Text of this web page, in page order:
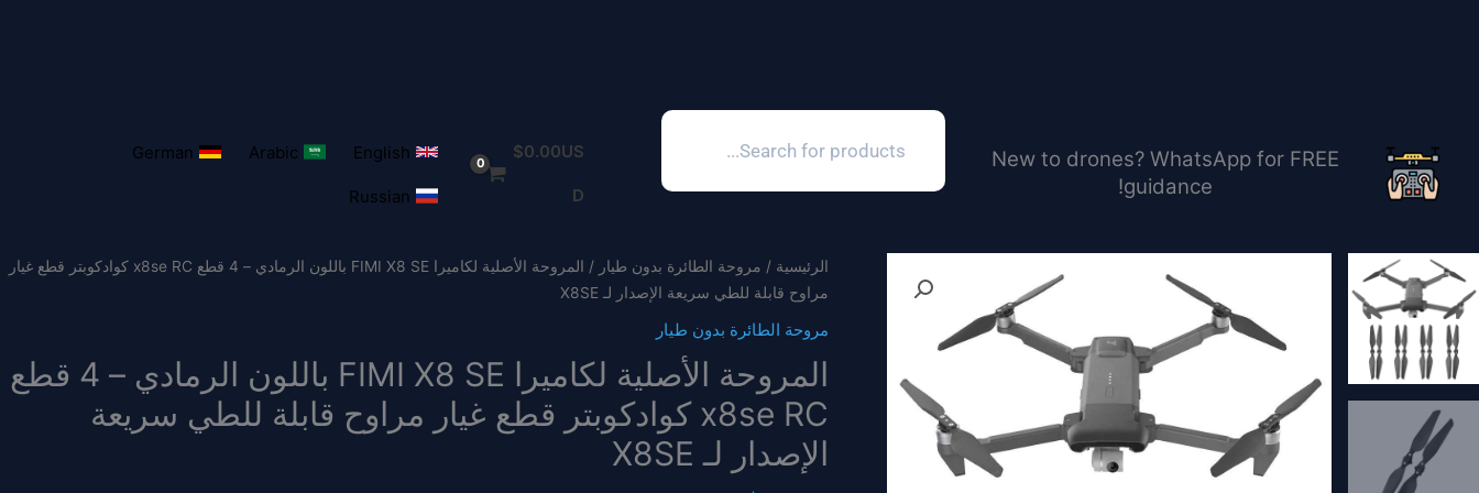
New to drones? WhatsApp for FREE
guidance!
search
$0.00US
D
English
Arabic
German
Russian
الرئيسية / مروحة الطائرة بدون طيار
/ المروحة الأصلية لكاميرا FIMI X8 SE باللون الرمادي – 4 قطع x8se RC كوادكوبتر قطع غيار
مراوح قابلة للطي سريعة الإصدار لـ X8SE
مروحة الطائرة بدون طيار
المروحة الأصلية لكاميرا FIMI X8 SE باللون الرمادي – 4 قطع
x8se RC كوادكوبتر قطع غيار مراوح قابلة للطي سريعة
الإصدار لـ X8SE